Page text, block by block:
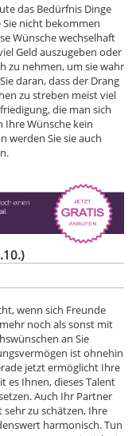
das Bedürfnis Dinge
nicht bekommen
Wünsche wechselhaft
Geld auszugeben oder
zu nehmen, um sie wahr
daran, dass der Drang
zu streben meist viel
die man sich
Wünsche kein
werden Sie sie auch
wenn sich Freunde
noch als sonst mit
an Sie
ist ohnehin
jetzt ermöglicht Ihre
es Ihnen, dieses Talent
Auch Ihr Partner
zu schätzen, Ihre
harmonisch. Tun